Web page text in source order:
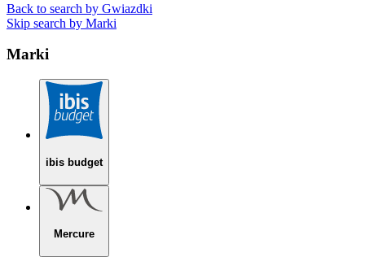
Back to search by Gwiazdki
Skip search by Marki
Marki
ibis budget
Mercure